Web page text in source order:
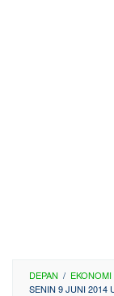
DEPAN / EKONOMI
SENIN 9 JUNI 2014